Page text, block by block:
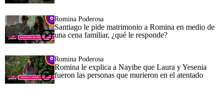
Romina Poderosa
Santiago le pide matrimonio a Romina en medio de
una cena familiar, ¿qué le responde?
Romina Poderosa
Romina le explica a Nayibe que Laura y Yesenia
fueron las personas que murieron en el atentado